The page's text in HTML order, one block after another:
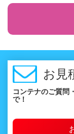
お見
コンテナのご質問
で！